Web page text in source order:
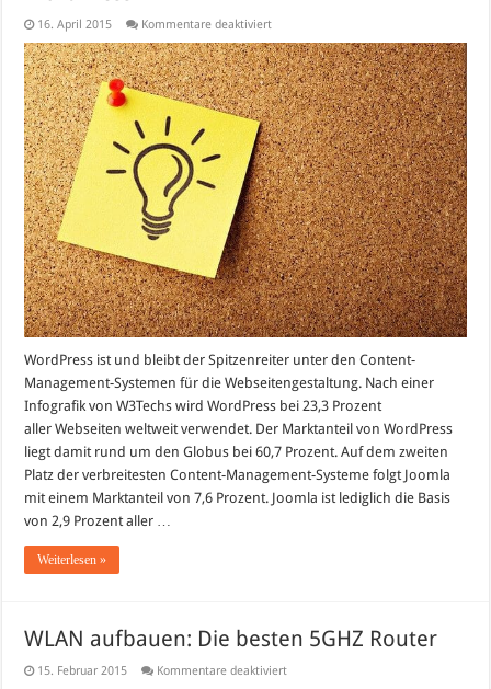
16. April 2015 Kommentare deaktiviertfür
ein
CMS
ist
so
erfolgreich
wie
WordPress
WordPress ist und bleibt der Spitzenreiter unter den Content-
Management-Systemen für die Webseitengestaltung. Nach einer
Infografik von W3Techs wird WordPress bei 23,3 Prozent
aller Webseiten weltweit verwendet. Der Marktanteil von WordPress
liegt damit rund um den Globus bei 60,7 Prozent. Auf dem zweiten
Platz der verbreitesten Content-Management-Systeme folgt Joomla
mit einem Marktanteil von 7,6 Prozent. Joomla ist lediglich die Basis
von 2,9 Prozent aller …
Weiterlesen »
WLAN aufbauen: Die besten 5GHZ Router
15. Februar 2015 Kommentare deaktiviertfür